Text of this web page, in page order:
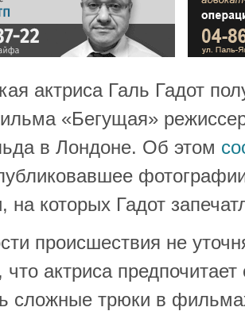
актриса Галь Гадот
«Бегущая»
в Лондоне. Об этом
на которых Гадот
происшествия не
актриса
сложные трюки в